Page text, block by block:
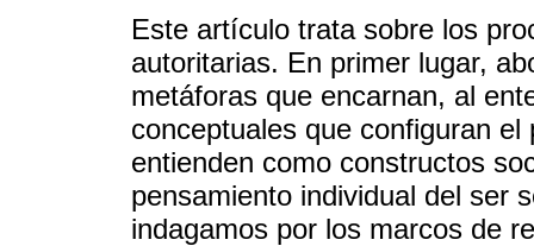
Este artículo trata sobre los
autoritarias. En primer lugar,
metáforas que encarnan, al
conceptuales que configuran
entienden como constructos
pensamiento individual del ser
indagamos por los marcos de